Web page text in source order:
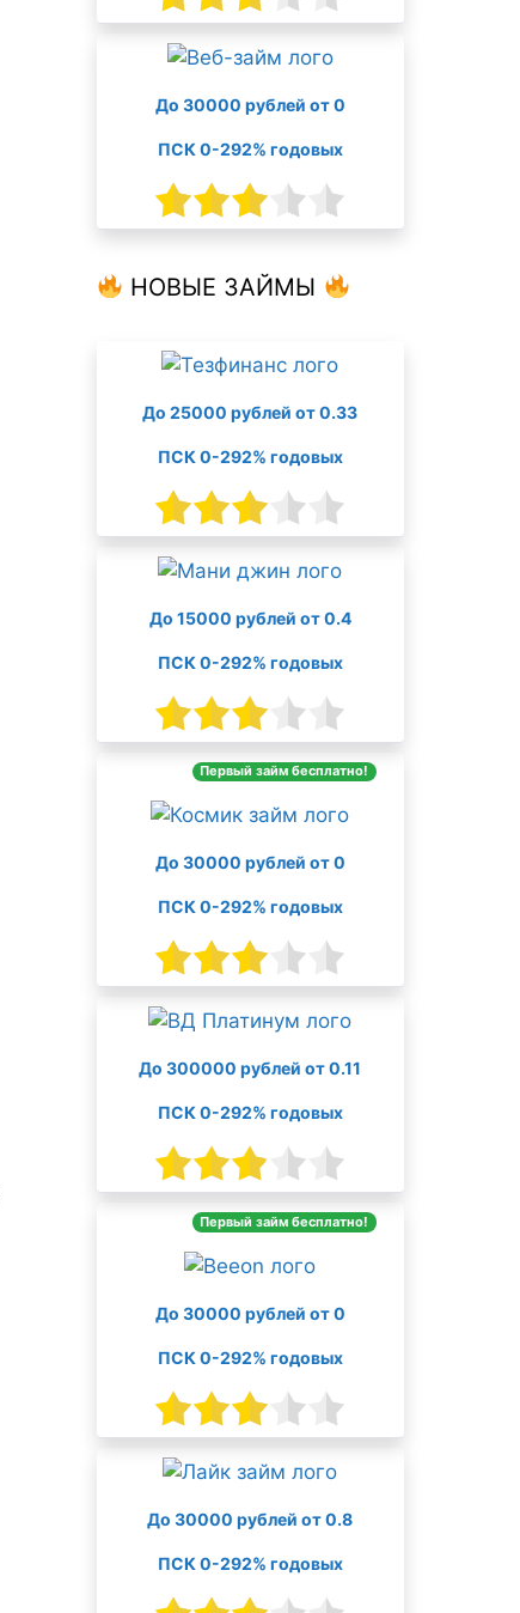
До 30000 рублей от 0
ПСК 0-292% годовых
НОВЫЕ ЗАЙМЫ
До 25000 рублей от 0.33
ПСК 0-292% годовых
До 15000 рублей от 0.4
ПСК 0-292% годовых
Первый займ бесплатно!
До 30000 рублей от 0
ПСК 0-292% годовых
До 300000 рублей от 0.11
ПСК 0-292% годовых
Первый займ бесплатно!
До 30000 рублей от 0
ПСК 0-292% годовых
До 30000 рублей от 0.8
ПСК 0-292% годовых